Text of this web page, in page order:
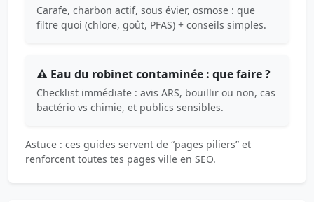
Carafe, charbon actif, sous évier, osmose : que
filtre quoi (chlore, goût, PFAS) + conseils simples.
⚠️ Eau du robinet contaminée : que faire ?
Checklist immédiate : avis ARS, bouillir ou non, cas
bactério vs chimie, et publics sensibles.
Astuce : ces guides servent de “pages piliers” et
renforcent toutes tes pages ville en SEO.